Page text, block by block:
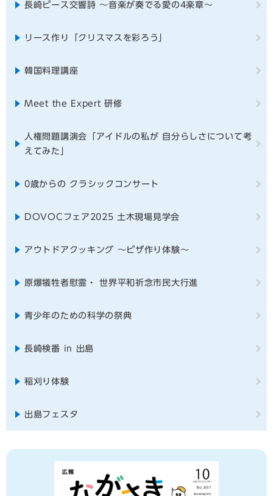
長崎ピース交響詩 ～音楽が奏でる愛の4楽章～
リース作り「クリスマスを彩ろう」
韓国料理講座
Meet the Expert 研修
人権問題講演会「アイドルの私が 自分らしさについて考
えてみた」
0歳からの クラシックコンサート
DOVOCフェア2025 土木現場見学会
アウトドアクッキング ～ピザ作り体験～
原爆犠牲者慰霊・ 世界平和祈念市民大行進
青少年のための科学の祭典
長崎検番 in 出島
稲刈り体験
出島フェスタ